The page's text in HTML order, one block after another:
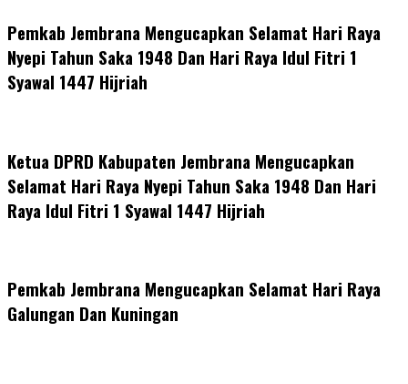
Pemkab Jembrana Mengucapkan Selamat Hari Raya
Nyepi Tahun Saka 1948 Dan Hari Raya Idul Fitri 1
Syawal 1447 Hijriah
Ketua DPRD Kabupaten Jembrana Mengucapkan
Selamat Hari Raya Nyepi Tahun Saka 1948 Dan Hari
Raya Idul Fitri 1 Syawal 1447 Hijriah
Pemkab Jembrana Mengucapkan Selamat Hari Raya
Galungan Dan Kuningan